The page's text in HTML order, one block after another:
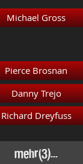
Michael Gross
Pierce Brosnan
Danny Trejo
Richard Dreyfuss
mehr(3)...